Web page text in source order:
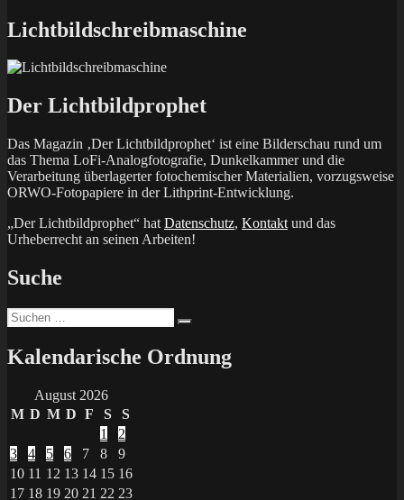
Lichtbildschreibmaschine
Der Lichtbildprophet
Das Magazin ‚Der Lichtbildprophet‘ ist eine Bilderschau rund um
das Thema LoFi-Analogfotografie, Dunkelkammer und die
Verarbeitung überlagerter fotochemischer Materialien, vorzugsweise
ORWO-Fotopapiere in der Lithprint-Entwicklung.
„Der Lichtbildprophet“ hat Datenschutz, Kontakt und das
Urheberrecht an seinen Arbeiten!
Suche
Suchen
nach:
Kalendarische Ordnung
August 2026
M D M D F S
S
1
2
3
4 5 6 7 8
9
10 11 12 13 14 15 16
17 18 19 20 21 22 23